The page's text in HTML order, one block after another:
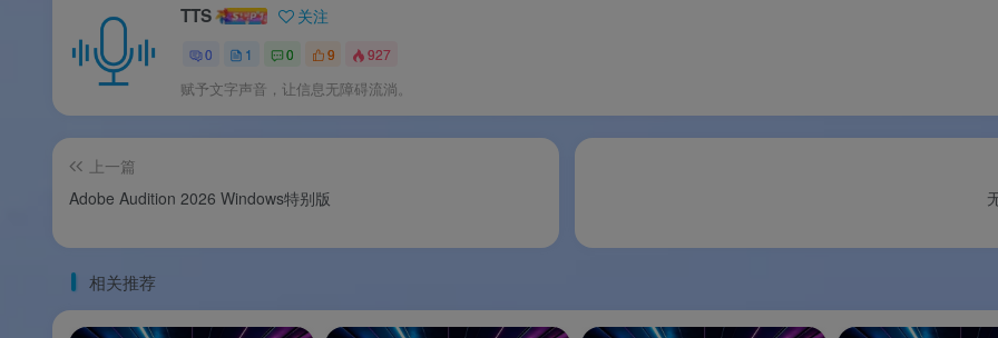
🌟 软件亮点
🏆Edge 同款引擎，品质保障：微软 Edge 浏览器同款 TTS，音质媲美商用服务
💎轻量绿色，随用随走：42MB 起，U盘即插即用
💰永久免费：无任何功能限制，真正免费
TTS 关注
0 1 0 9 927
赋予文字声音，让信息无障碍流淌。
上一篇
Adobe Audition 2026 Windows特别版
相关推荐